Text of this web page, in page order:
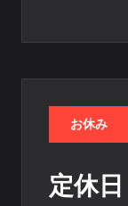
お休み
定休日